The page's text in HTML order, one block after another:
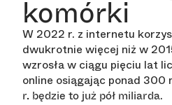
komórki
W 2022 r. z internetu
dwukrotnie więcej niż w
wzrosła w ciągu pięciu lat
online osiągając ponad 300
r. będzie to już pół miliarda.